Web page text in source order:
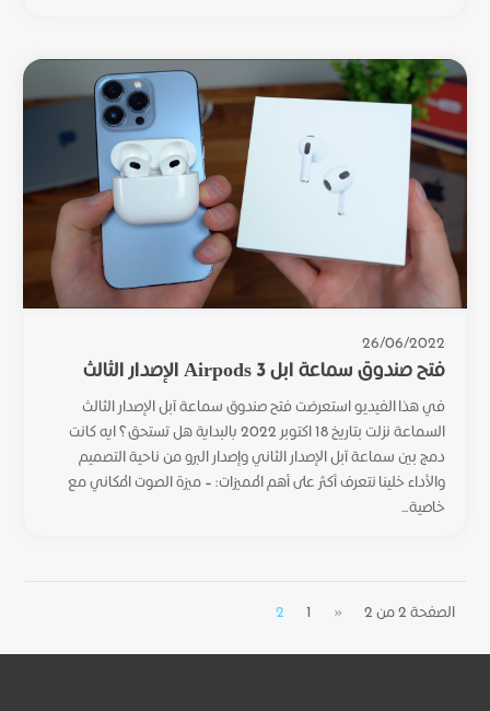
26/06/2022
فتح صندوق سماعة ابل Airpods 3 الإصدار الثالث
في هذا الفيديو استعرضت فتح صندوق سماعة آبل الإصدار الثالث
السماعة نزلت بتاريخ 18 اكتوبر 2022 بالبداية هل تستحق؟ ايه كانت
دمج بين سماعة آبل الإصدار الثاني وإصدار البرو من ناحية التصميم
والأداء خلينا نتعرف أكثر على أهم المميزات: – ميزة الصوت المكاني مع
خاصية...
الصفحة 2 من 2 «
1
2